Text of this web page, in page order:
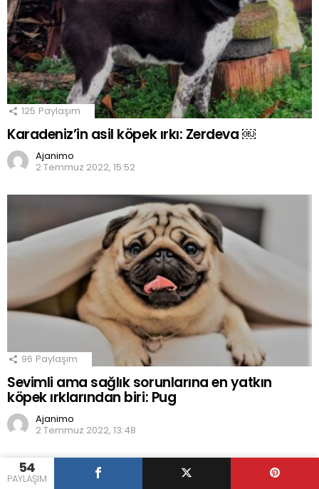
54
PAYLAŞIM
125 Paylaşım
Karadeniz’in asil köpek ırkı: Zerdeva ￼
Ajanimo
2 Temmuz 2022, 15:52
96 Paylaşım
Sevimli ama sağlık sorunlarına en yatkın
köpek ırklarından biri: Pug
Ajanimo
2 Temmuz 2022, 13:48